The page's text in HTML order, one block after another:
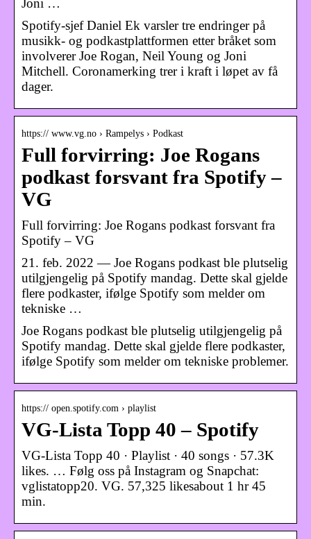
Joni …
Spotify-sjef Daniel Ek varsler tre endringer på
musikk- og podkastplattformen etter bråket som
involverer Joe Rogan, Neil Young og Joni
Mitchell. Coronamerking trer i kraft i løpet av få
dager.
https:// www.vg.no › Rampelys › Podkast
Full forvirring: Joe Rogans
podkast forsvant fra Spotify –
VG
Full forvirring: Joe Rogans podkast forsvant fra
Spotify – VG
21. feb. 2022 — Joe Rogans podkast ble plutselig
utilgjengelig på Spotify mandag. Dette skal gjelde
flere podkaster, ifølge Spotify som melder om
tekniske …
Joe Rogans podkast ble plutselig utilgjengelig på
Spotify mandag. Dette skal gjelde flere podkaster,
ifølge Spotify som melder om tekniske problemer.
https:// open.spotify.com › playlist
VG-Lista Topp 40 – Spotify
VG-Lista Topp 40 · Playlist · 40 songs · 57.3K
likes. … Følg oss på Instagram og Snapchat:
vglistatopp20. VG. 57,325 likesabout 1 hr 45
min.